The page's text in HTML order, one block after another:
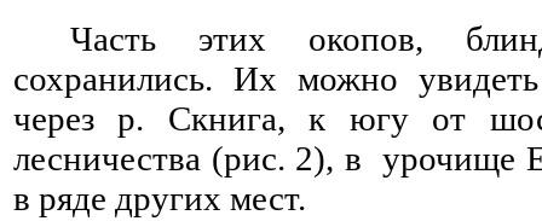
Часть этих окопов,
сохранились. Их можно
через р. Скнига, к югу от
лесничества (рис. 2), в урочище
в ряде других мест.